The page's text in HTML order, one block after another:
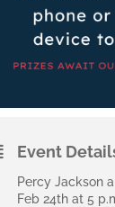
Event
Percy Jackson
Feb 24th at 5